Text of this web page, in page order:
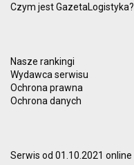
Czym jest GazetaLogistyka?
Nasze rankingi
Wydawca serwisu
Ochrona prawna
Ochrona danych
Serwis od 01.10.2021 online